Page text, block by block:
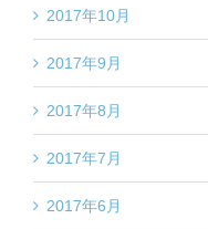
2017年10月
2017年9月
2017年8月
2017年7月
2017年6月